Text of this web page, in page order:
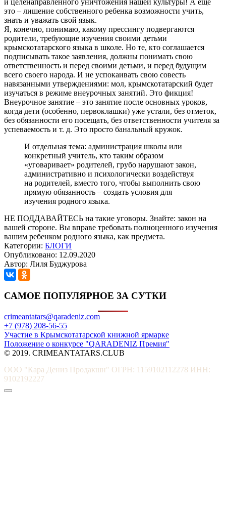
это – лишение собственного ребенка возможности учить,
знать и уважать свой язык.
Я, конечно, понимаю, какому прессингу подвергаются
родители, требующие изучения своими детьми
крымскотатарского языка в школе. Но те, кто соглашается
подписывать такое заявления, должны понимать свою
ответственность и перед своими детьми, и перед будущим
всего своего народа. И не успокаивать свою совесть
навязанными утверждениями: мол, крымскотатарский будет
изучаться в режиме внеурочных занятий. Это фикция!
Внеурочное занятие – это занятие после основных уроков,
когда дети (особенно, первоклашки) уже устали, без отметок,
без обязанности его посещать, без ответственности учителя за
успеваемость и т. д. Это просто банальный кружок.
И отдельная тема: администрация школы или
конкретный учитель, кто таким образом
«уговаривает» родителей, грубо нарушают закон,
административно и психологически воздействуя
на родителей, вместо того, чтобы выполнить свою
прямую обязанность – создать условия для
изучения родного языка.
НЕ ПОДДАВАЙТЕСЬ на такие уговоры. Знайте: закон на
вашей стороне. Вы вправе требовать полноценного изучения
вашим ребенком родного языка, как предмета.
Категории: БЛОГИ
Опубликовано: 12.09.2020
Автор: Лиля Буджурова
САМОЕ ПОПУЛЯРНОЕ ЗА СУТКИ
crimeantatars@qaradeniz.com
+7 (978) 208-56-55
Участие в Крымскотатарской книжной ярмарке
Положение о конкурсе "QARADENIZ Премия"
© 2019. CRIMEANTATARS.CLUB
ООО "Кара Дениз Продакшн" ОГРН: 1159102112278 ИНН:
9102192227